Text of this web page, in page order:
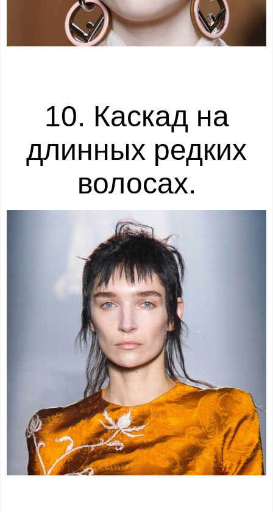
10. Каскад на
длинных редких
волосах.